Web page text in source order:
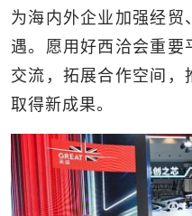
为海内外企业加强经贸
遇。愿用好西洽会重要
交流，拓展合作空间，
取得新成果。